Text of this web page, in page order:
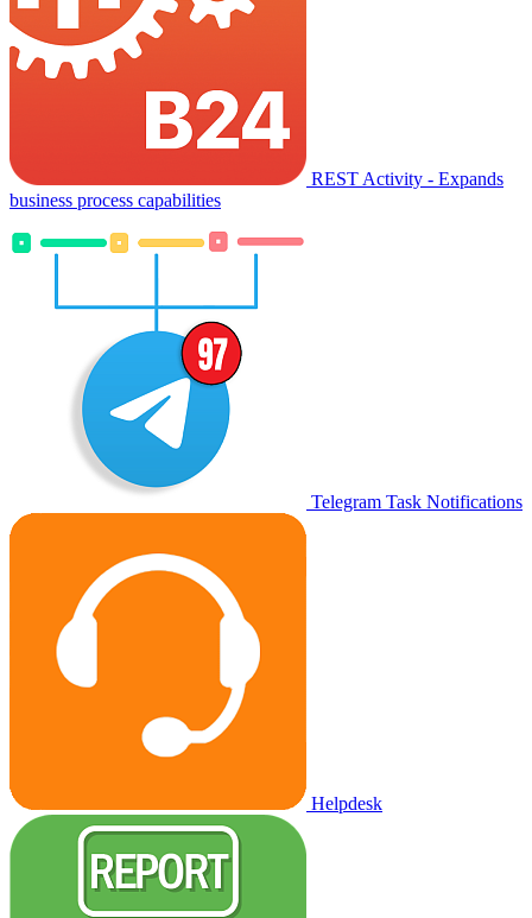
REST Activity - Expands
business process capabilities
Telegram Task Notifications
Helpdesk